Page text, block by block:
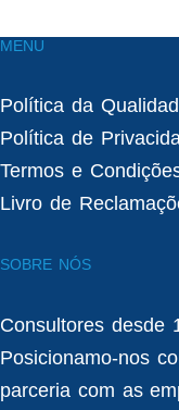
MENU
Política da
Política de
Termos e
Livro de
SOBRE NÓS
Consultores desde
Posicionamo-nos
parceria com as